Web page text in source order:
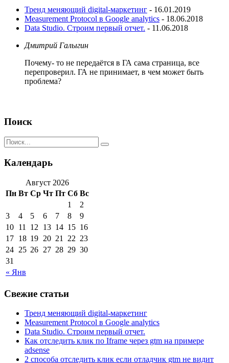
Тренд меняющий digital-маркетинг - 16.01.2019
Measurement Protocol в Google analytics - 18.06.2018
Data Studio. Строим первый отчет. - 11.06.2018
Дмитрий Галыгин
Почему- то не передаётся в ГА сама страница, все
перепроверил. ГА не принимает, в чем может быть
проблема?
Поиск
Календарь
Август 2026
Пн Вт Ср Чт Пт Сб Вс
« Янв
1
2
3
4 5 6 7 8
9
10 11 12 13 14 15 16
17 18 19 20 21 22 23
24 25 26 27 28 29 30
31
Свежие статьи
Тренд меняющий digital-маркетинг
Measurement Protocol в Google analytics
Data Studio. Строим первый отчет.
Как отследить клик по Iframe через gtm на примере
adsense
2 способа отследить клик если отладчик gtm не видит